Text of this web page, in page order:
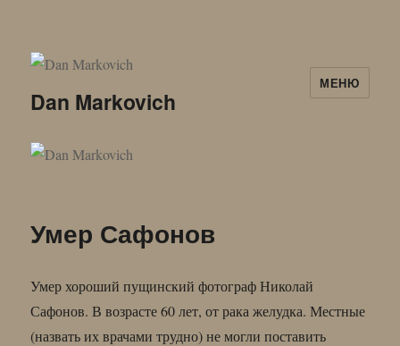
Dan Markovich
МЕНЮ
Умер Сафонов
Умер хороший пущинский фотограф Николай
Сафонов. В возрасте 60 лет, от рака желудка. Местные
(назвать их врачами трудно) не могли поставить